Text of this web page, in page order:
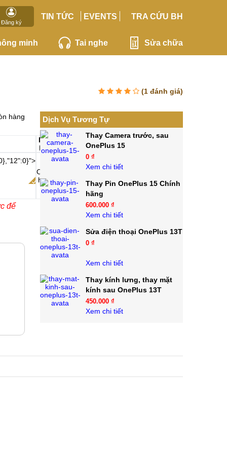
Đăng ký
TIN TỨC EVENTS TRA CỨU BH
minh Tai nghe Sửa chữa
(1 đánh giá)
hàng
Linh
kiện
Chính
hãng
để
Dịch Vụ Tương Tự
Thay Camera trước, sau
OnePlus 15
0 ₫
Xem chi tiết
Thay Pin OnePlus 15 Chính
hãng
600.000 ₫
Xem chi tiết
Sửa điện thoại OnePlus 13T
0 ₫
Xem chi tiết
Thay kính lưng, thay mặt
kính sau OnePlus 13T
450.000 ₫
Xem chi tiết